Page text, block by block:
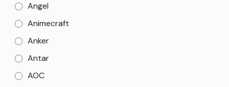
Angel
Animecraft
Anker
Antar
AOC